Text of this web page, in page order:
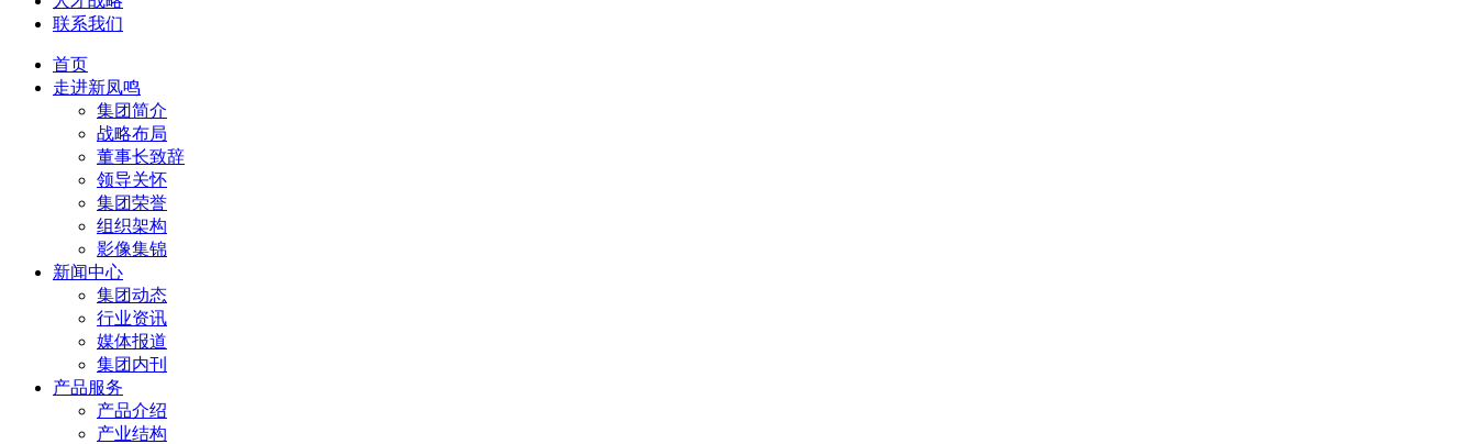
联系我们
首页
走进新凤鸣
集团简介
战略布局
董事长致辞
领导关怀
集团荣誉
组织架构
影像集锦
新闻中心
集团动态
行业资讯
媒体报道
集团内刊
产品服务
产品介绍
产业结构